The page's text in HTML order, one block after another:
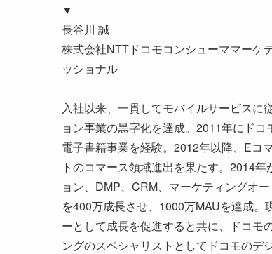
▼
長谷川 誠
株式会社NTTドコモコンシューママー
ッショナル
入社以来、一貫してモバイルサービス
ョン事業の黒字化を達成。2011年にド
電子書籍事業を経験。2012年以降、Eコ
トのコマース領域進出を果たす。2014
ョン、DMP、CRM、マーケティングオ
を400万成長させ、1000万MAUを達成
ーとして成長を促進すると共に、ドコモ
ングのスペシャリストとしてドコモのデ